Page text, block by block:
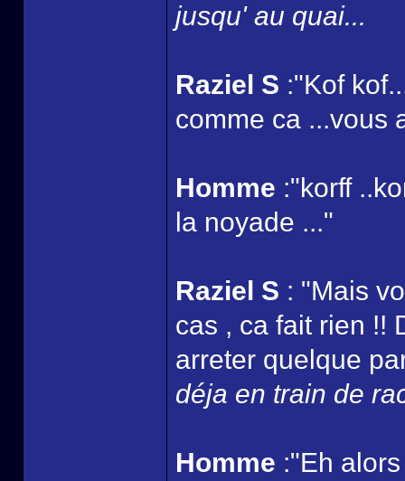
jusqu' au quai...
Raziel S :"Kof
comme ca ...vous
Homme :"korff
la noyade ..."
Raziel S : "Mais
cas , ca fait rien !!
arreter quelque
déja en train de
Homme :"Eh